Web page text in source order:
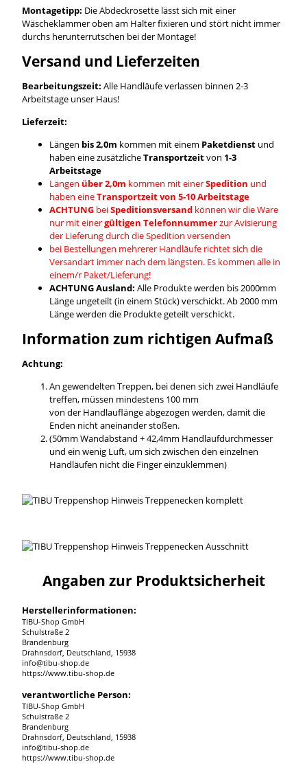
Montagetipp: Die Abdeckrosette lässt sich mit einer
Wäscheklammer oben am Halter fixieren und stört nicht immer
durchs herunterrutschen bei der Montage!
Versand und Lieferzeiten
Bearbeitungszeit: Alle Handläufe verlassen binnen 2-3
Arbeitstage unser Haus!
Lieferzeit:
Längen bis 2,0m kommen mit einem Paketdienstund
haben eine zusätzlicheTransportzeitvon 1-3
Arbeitstage
Längen über 2,0m kommen mit einerSpedition und
haben eineTransportzeit von 5-10 Arbeitstage
ACHTUNGbeiSpeditionsversandkönnen wir die Ware
nur mit einergültigen Telefonnummerzur Avisierung
der Lieferung durch die Spedition versenden
bei Bestellungen mehrerer Handläufe richtet sich die
Versandart immer nach dem längsten. Es kommen alle in
einem/r Paket/Lieferung!
ACHTUNG Ausland: Alle Produkte werden bis 2000mm
Länge ungeteilt (in einem Stück) verschickt. Ab 2000 mm
Länge werden die Produkte geteilt verschickt.
Information zum richtigen Aufmaß
Achtung:
An gewendelten Treppen, bei denen sich zwei Handläufe
treffen, müssen mindestens 100 mm
von der Handlauflänge abgezogen werden, damit die
Enden nicht aneinander stoßen.
(50mm Wandabstand + 42,4mm Handlaufdurchmesser
und ein wenig Luft, um sich zwischen den einzelnen
Handläufen nicht die Finger einzuklemmen)
Angaben zur Produktsicherheit
Herstellerinformationen:
TIBU-Shop GmbH
Schulstraße 2
Brandenburg
Drahnsdorf, Deutschland, 15938
info@tibu-shop.de
https://www.tibu-shop.de
verantwortliche Person:
TIBU-Shop GmbH
Schulstraße 2
Brandenburg
Drahnsdorf, Deutschland, 15938
info@tibu-shop.de
https://www.tibu-shop.de